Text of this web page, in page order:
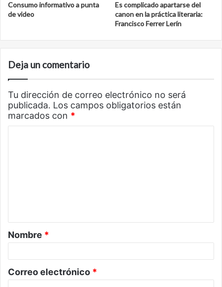
Consumo informativo a punta
de video
Es complicado apartarse del
canon en la práctica literaria:
Francisco Ferrer Lerín
Deja un comentario
Tu dirección de correo electrónico no será
publicada. Los campos obligatorios están
marcados con *
a
r
o
*
Nombre *
Correo electrónico *